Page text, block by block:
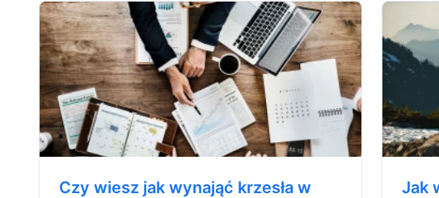
Czy wiesz jak wynająć krzesła w
Jak